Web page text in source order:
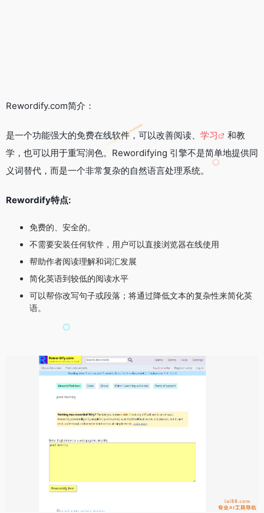
Rewordify.com简介：
是一个功能强大的免费在线软件，可以改善阅读、 学习
和教
学，也可以用于重写润色。Rewordifying 引擎不是简单地提供同
义词替代，而是一个非常复杂的自然语言处理系统。
Rewordify特点:
免费的、安全的。
不需要安装任何软件，用户可以直接浏览器在线使用
帮助作者阅读理解和词汇发展
简化英语到较低的阅读水平
可以帮你改写句子或段落；将通过降低文本的复杂性来简化英
语。